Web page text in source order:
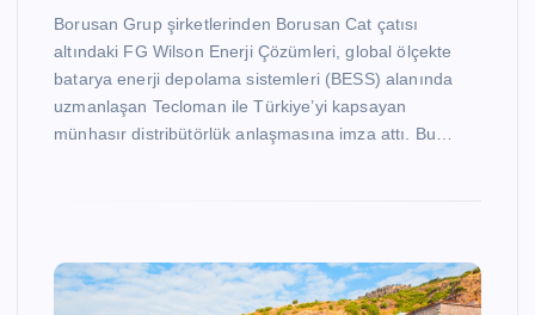
Borusan Grup şirketlerinden Borusan Cat çatısı
altındaki FG Wilson Enerji Çözümleri, global ölçekte
batarya enerji depolama sistemleri (BESS) alanında
uzmanlaşan Tecloman ile Türkiye’yi kapsayan
münhasır distribütörlük anlaşmasına imza attı. Bu…